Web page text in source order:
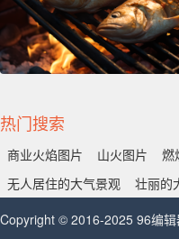
热门搜索
商业火焰图片 山火图片 燃
无人居住的大气景观
壮丽的
Copyright © 2016-2025 96编